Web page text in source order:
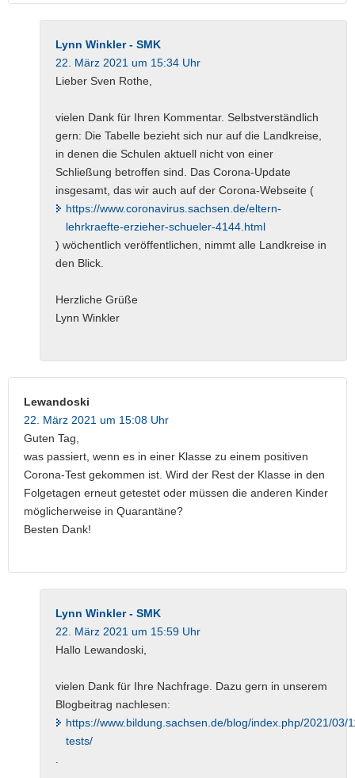
Lynn Winkler - SMK
22. März 2021 um 15:34 Uhr
Lieber Sven Rothe,
vielen Dank für Ihren Kommentar. Selbstverständlich
gern: Die Tabelle bezieht sich nur auf die Landkreise,
in denen die Schulen aktuell nicht von einer
Schließung betroffen sind. Das Corona-Update
insgesamt, das wir auch auf der Corona-Webseite (
https://www.coronavirus.sachsen.de/eltern-
lehrkraefte-erzieher-schueler-4144.html
) wöchentlich veröffentlichen, nimmt alle Landkreise in
den Blick.
Herzliche Grüße
Lynn Winkler
Lewandoski
22. März 2021 um 15:08 Uhr
Guten Tag,
was passiert, wenn es in einer Klasse zu einem positiven
Corona-Test gekommen ist. Wird der Rest der Klasse in den
Folgetagen erneut getestet oder müssen die anderen Kinder
möglicherweise in Quarantäne?
Besten Dank!
Lynn Winkler - SMK
22. März 2021 um 15:59 Uhr
Hallo Lewandoski,
vielen Dank für Ihre Nachfrage. Dazu gern in unserem
Blogbeitrag nachlesen:
https://www.bildung.sachsen.de/blog/index.php/2021/03/
tests/